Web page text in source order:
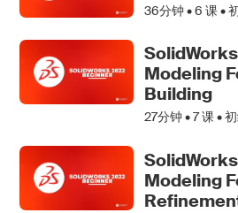
36分钟 •6 课 •
Modeling
Building
27分钟 •7课 •
Modeling